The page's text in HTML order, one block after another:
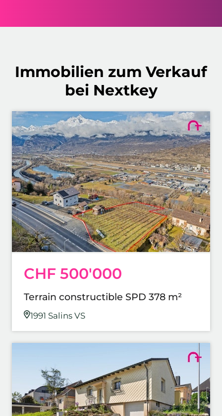
Immobilien zum Verkauf
bei Nextkey
CHF 500'000
Terrain constructible SPD 378 m²
1991 Salins VS